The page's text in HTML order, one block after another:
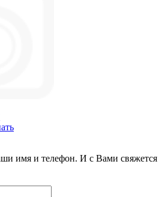
имя и телефон. И с Вами свяжется